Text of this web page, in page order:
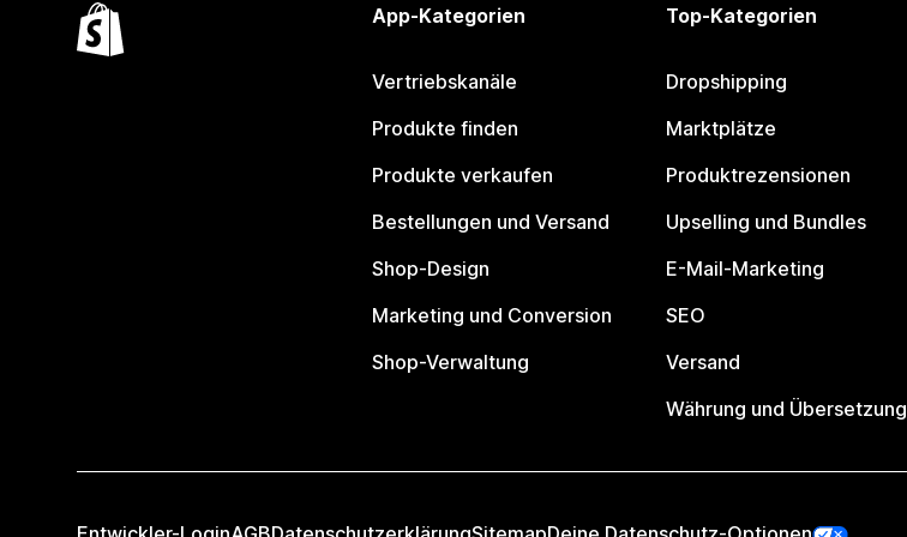
App-Kategorien
Vertriebskanäle
Produkte finden
Produkte verkaufen
Bestellungen und Versand
Shop-Design
Marketing und Conversion
Shop-Verwaltung
Top-Kategorien
Dropshipping
Marktplätze
Produktrezensionen
Upselling und Bundles
E-Mail-Marketing
SEO
Versand
Währung und Übersetzung